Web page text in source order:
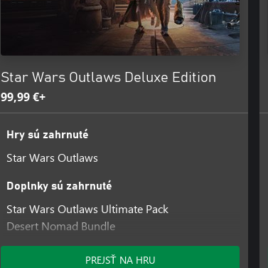
Star Wars Outlaws Deluxe Edition
99,99 €+
Hry sú zahrnuté
Star Wars Outlaws
Doplnky sú zahrnuté
Star Wars Outlaws Ultimate Pack
Desert Nomad Bundle
Naboo Nobility Bundle
Star Wars Outlaws Sabacc Shark Character
PREJSŤ NA HRU